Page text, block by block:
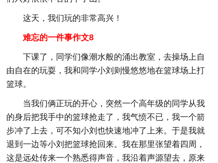
这天，我们玩的非常高兴！
难忘的一件事作文8
下课了，同学们像潮水般的涌出教室，去操场上自
由自在的玩耍，我和同学小刘则慢悠悠地在篮球场上打
篮球。
当我们俩正玩的开心，突然一个高年级的同学从我
的身后把我手中的篮球抢走了，我气愤不已，我一个箭
步冲了上去，可不知小刘也快速地冲了上来。于是我就
退到一边等小刘把篮球抢回来。我在那里张望着四周，
这是远处传来一个熟悉得声音，我沿着声源望去，原来